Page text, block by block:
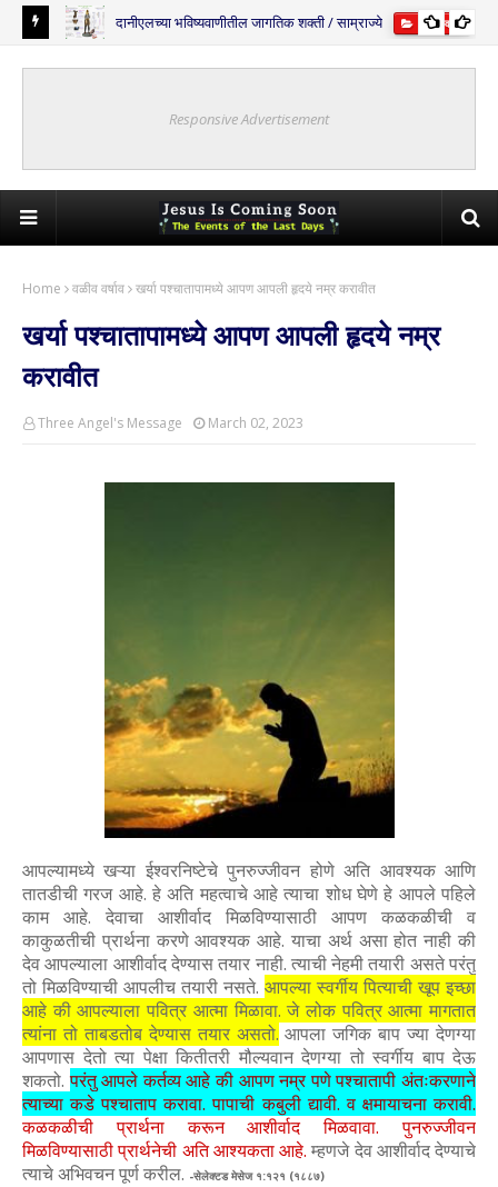
दानीएलच्या भविष्यवाणीतील जागतिक शक्ती / साम्राज्ये भविष्यवाणी
Responsive Advertisement
Home वळीव वर्षाव खर्या पश्चातापामध्ये आपण आपली हृदये नम्र करावीत
खर्या पश्चातापामध्ये आपण आपली हृदये नम्र
करावीत
Three Angel's Message March 02, 2023
आपल्यामध्ये खऱ्या ईश्वरनिष्टेचे पुनरुज्जीवन होणे अति आवश्यक आणि
तातडीची गरज आहे. हे अति महत्वाचे आहे त्याचा शोध घेणे हे आपले पहिले
काम आहे. देवाचा आशीर्वाद मिळविण्यासाठी आपण कळकळीची व
काकुळतीची प्रार्थना करणे आवश्यक आहे. याचा अर्थ असा होत नाही की
देव आपल्याला आशीर्वाद देण्यास तयार नाही. त्याची नेहमी तयारी असते परंतु
तो मिळविण्याची आपलीच तयारी नसते. आपल्या स्वर्गीय पित्याची खूप इच्छा
आहे की आपल्याला पवित्र आत्मा मिळावा. जे लोक पवित्र आत्मा मागतात
त्यांना तो ताबडतोब देण्यास तयार असतो. आपला जगिक बाप ज्या देणग्या
आपणास देतो त्या पेक्षा कितीतरी मौल्यवान देणग्या तो स्वर्गीय बाप देऊ
शकतो.परंतु आपले कर्तव्य आहे की आपण नम्र पणे पश्चातापी अंतःकरणाने
त्याच्या कडे पश्चाताप करावा. पापाची कबुली द्यावी. व क्षमायाचना करावी.
कळकळीची प्रार्थना करून आशीर्वाद मिळवावा. पुनरुज्जीवन
मिळविण्यासाठी प्रार्थनेची अति आश्यकता आहे. म्हणजे देव आशीर्वाद देण्याचे
त्याचे अभिवचन पूर्ण करील. -सेलेक्टड मेसेज १:१२१ (१८८७)